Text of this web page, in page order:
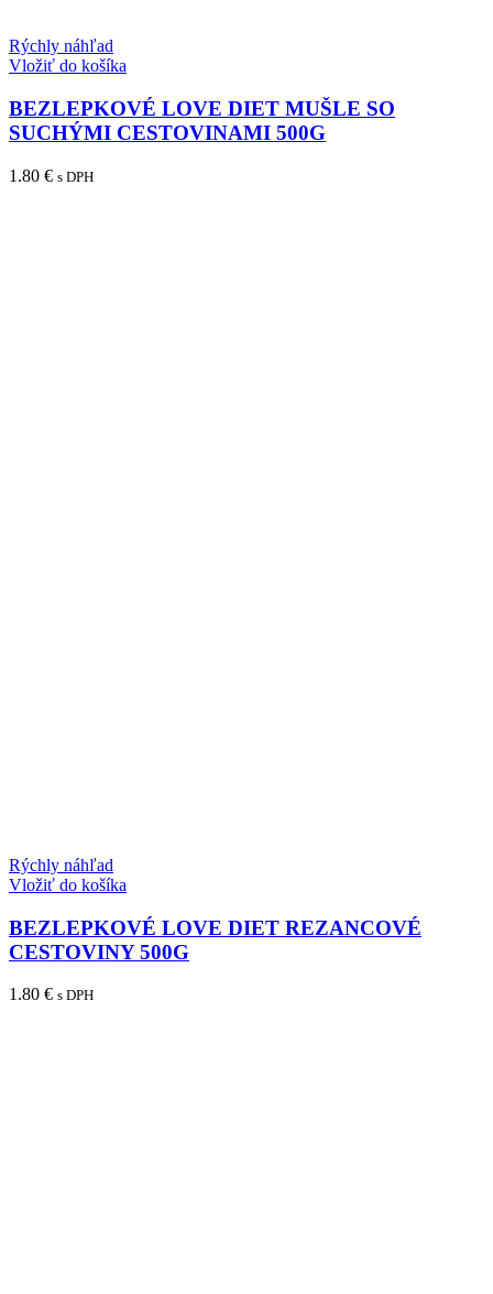
Rýchly náhľad
Vložiť do košíka
BEZLEPKOVÉ LOVE DIET MUŠLE SO
SUCHÝMI CESTOVINAMI 500G
1.80 € s DPH
Rýchly náhľad
Vložiť do košíka
BEZLEPKOVÉ LOVE DIET REZANCOVÉ
CESTOVINY 500G
1.80 € s DPH